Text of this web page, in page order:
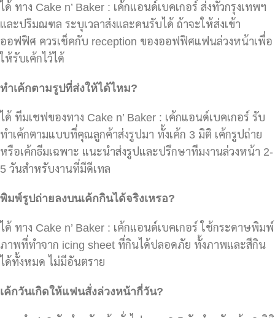
ได้ ทาง Cake n’ Baker : เค้กแอนด์เบคเกอร์ ส่งทั่วกรุงเทพฯ
และปริมณฑล ระบุเวลาส่งและคนรับได้ ถ้าจะให้ส่งเข้า
ออฟฟิศ ควรเช็คกับ reception ของออฟฟิศแฟนล่วงหน้าเพื่อ
ให้รับเค้กไว้ได้
ทำเค้กตามรูปที่ส่งให้ได้ไหม?
ได้ ทีมเชฟของทาง Cake n’ Baker : เค้กแอนด์เบคเกอร์ รับ
ทำเค้กตามแบบที่คุณลูกค้าส่งรูปมา ทั้งเค้ก 3 มิติ เค้กรูปถ่าย
หรือเค้กธีมเฉพาะ แนะนำส่งรูปและปรึกษาทีมงานล่วงหน้า 2-
5 วันสำหรับงานที่มีดีเทล
พิมพ์รูปถ่ายลงบนเค้กกินได้จริงเหรอ?
ได้ ทาง Cake n’ Baker : เค้กแอนด์เบคเกอร์ ใช้กระดาษพิมพ์
ภาพที่ทำจาก icing sheet ที่กินได้ปลอดภัย ทั้งภาพและสีกิน
ได้ทั้งหมด ไม่มีอันตราย
เค้กวันเกิดให้แฟนสั่งล่วงหน้ากี่วัน?